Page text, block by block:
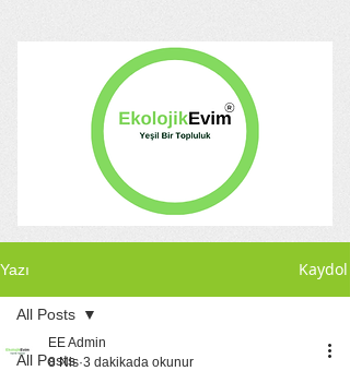
Yazı Kaydol
All Posts
All Posts
EE Admin
8 Nis 3 dakikada okunur